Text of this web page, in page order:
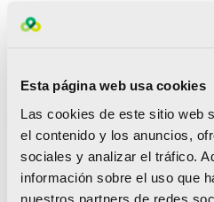
Esta página web usa cookies
Las cookies de este sitio web
el contenido y los anuncios,
sociales y analizar el tráfico.
información sobre el uso que
nuestros partners de redes
fomentar el
PROYECTOS
PREMIADOS
DEPORTE ADAPTADO
Primer premio
: Costa
Segundo premio: XXVIII